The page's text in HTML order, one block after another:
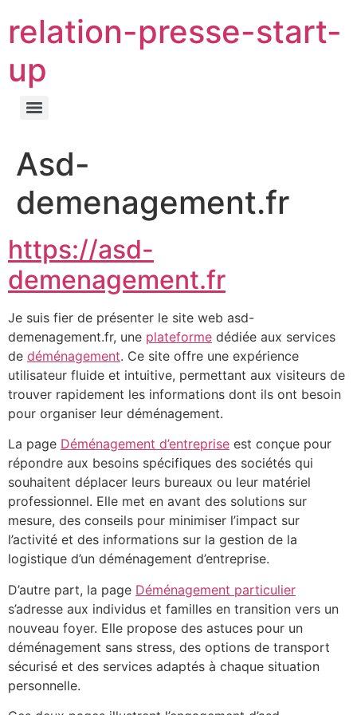
relation-presse-start-
up
Asd-
demenagement.fr
https://asd-
demenagement.fr
Je suis fier de présenter le site web asd-
demenagement.fr, une plateforme dédiée aux services
de déménagement. Ce site offre une expérience
utilisateur fluide et intuitive, permettant aux visiteurs de
trouver rapidement les informations dont ils ont besoin
pour organiser leur déménagement.
La page Déménagement d’entreprise est conçue pour
répondre aux besoins spécifiques des sociétés qui
souhaitent déplacer leurs bureaux ou leur matériel
professionnel. Elle met en avant des solutions sur
mesure, des conseils pour minimiser l’impact sur
l’activité et des informations sur la gestion de la
logistique d’un déménagement d’entreprise.
D’autre part, la page Déménagement particulier
s’adresse aux individus et familles en transition vers un
nouveau foyer. Elle propose des astuces pour un
déménagement sans stress, des options de transport
sécurisé et des services adaptés à chaque situation
personnelle.